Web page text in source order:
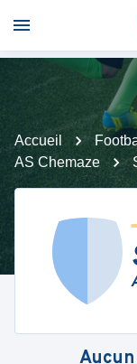
Accueil
AS Chemaze